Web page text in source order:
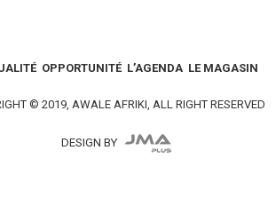
OPPORTUNITÉ L’AGENDA LE MAGASIN
© 2019, AWALE AFRIKI, ALL RIGHT RESERVED
DESIGN BY